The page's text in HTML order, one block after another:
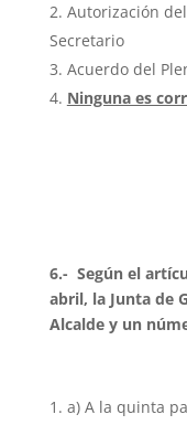
Autorización
Secretario
Acuerdo del
Ninguna es
6.- Según el
abril, la Junta de
Alcalde y un
a) A la quinta